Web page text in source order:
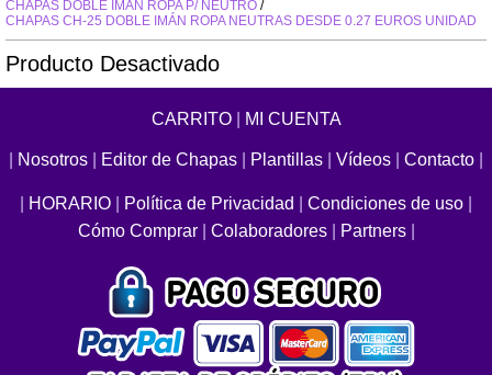
CHAPAS DOBLE IMAN ROPA P/ NEUTRO /
CHAPAS CH-25 DOBLE IMÁN ROPA NEUTRAS DESDE 0.27 EUROS UNIDAD
Producto Desactivado
CARRITO| MI CUENTA
Nosotros Editor de Chapas Plantillas Vídeos Contacto
HORARIO Política de Privacidad Condiciones de uso
Cómo Comprar
Colaboradores Partners